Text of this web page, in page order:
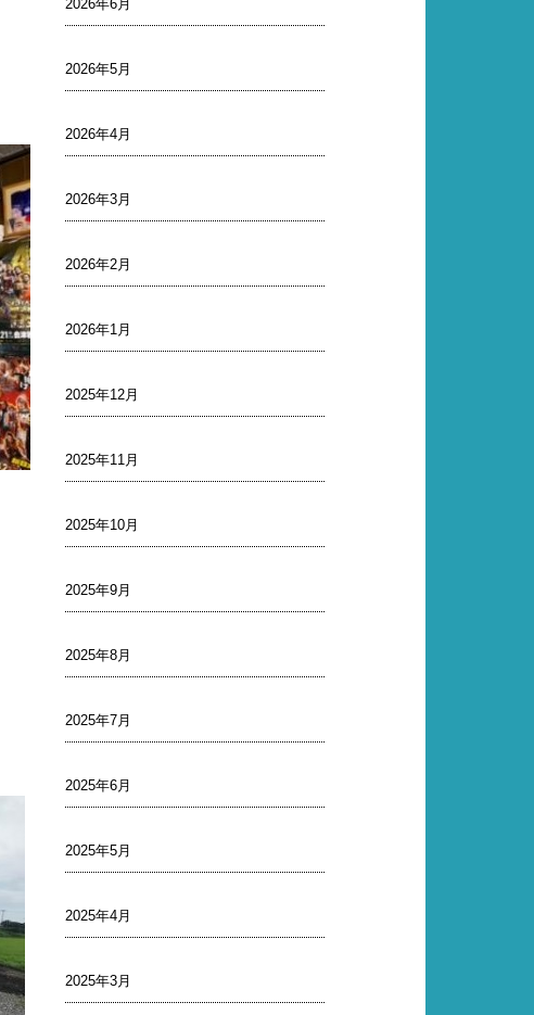
2026年6月
2026年5月
2026年4月
2026年3月
2026年2月
2026年1月
2025年12月
2025年11月
2025年10月
2025年9月
2025年8月
2025年7月
2025年6月
2025年5月
2025年4月
2025年3月